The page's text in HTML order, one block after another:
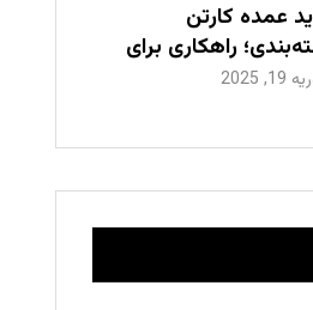
عمده کارتن
راهکاری برای
و افزایش
2025